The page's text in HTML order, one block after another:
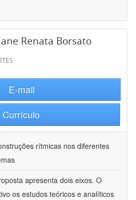
Renata Borsato
E-mail
Currículo
rítmicas nos diferentes
apresenta dois eixos. O
os estudos teóricos e analíticos